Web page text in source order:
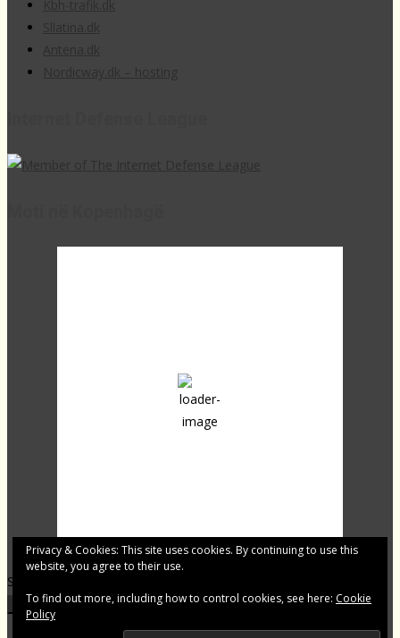
85 %
1016 mb
28 Km/h
Shqip.dk - Lajme të zgjedhura për Ju
Footer Menu
Privacy & Cookies: This site uses cookies. By continuing to use this
website, you agree to their use.
To find out more, including how to control cookies, see here: Cookie
Policy